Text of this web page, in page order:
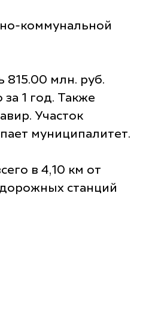
коммунальной
815.00 млн. руб.
1 год. Также
Участок
муниципалитет.
в 4,10 км от
станций